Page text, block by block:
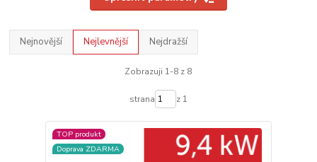
Nejnovější Nejlevnější Nejdražší
Zobrazuji 1-8 z 8
strana z 1
TOP produkt
Doprava ZDARMA